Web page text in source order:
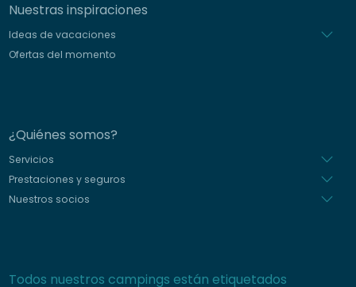
Nuestras inspiraciones
Ideas de vacaciones
Ofertas del momento
¿Quiénes somos?
Servicios
Prestaciones y seguros
Nuestros socios
Todos nuestros campings están etiquetados